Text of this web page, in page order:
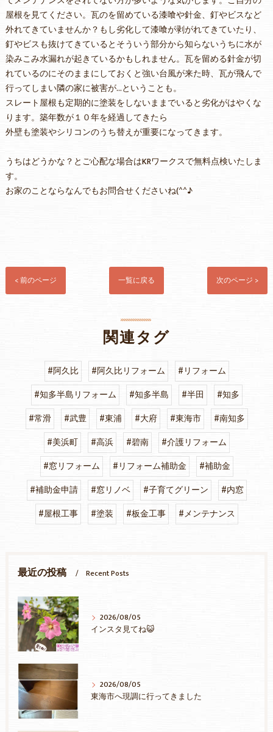
屋根を見てください。瓦のを留めている漆喰や針金、釘やビスなど
外れてきていませんか？もし劣化して漆喰が剥がれてきていたり、
釘やビスも抜けてきているとそういう部分から知らないうちに水が
染みこみ水漏れが起きているかもしれません。瓦を留める針金が切
れているのにそのままにしておくと強い台風が来た時、瓦が飛んで
行ってしまい隣の家に被害が…ということも。
スレート屋根も定期的に塗装をしないままでいると劣化がはやくな
ります。築年数が１０年を経過してきたら
外壁も塗装やシリコンのうち替えが重要になってきます。
うちはどうかな？とご心配な場合はKRワークスで無料点検いたしま
す。
お家のことならなんでもお問合せくださいね(^^♪
< 前のページ 一覧に戻る 次のページ >
関連タグ
#阿久比 #阿久比リフォーム
#リフォーム
#知多半島リフォーム
#知多半島 #半田
#知多
#常滑
#武豊 #東浦 #大府 #東海市
#南知多
#美浜町
#高浜 #碧南
#介護リフォーム
#窓リフォーム
#リフォーム補助金
#補助金
#補助金申請
#窓リノベ #子育てグリーン
#内窓
#屋根工事
#塗装 #板金工事 #メンテナンス
最近の投稿 Recent Posts
2026/08/05
インスタ見てね😺
2026/08/05
東海市へ現調に行ってきました